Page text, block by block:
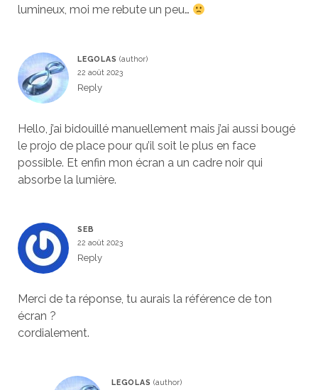
lumineux, moi me rebute un peu…
LEGOLAS
22 août 2023
Reply
Hello, j’ai bidouillé manuellement mais j’ai aussi bougé
le projo de place pour qu’il soit le plus en face
possible. Et enfin mon écran a un cadre noir qui
absorbe la lumière.
SEB
22 août 2023
Reply
Merci de ta réponse, tu aurais la référence de ton
écran ?
cordialement.
LEGOLAS